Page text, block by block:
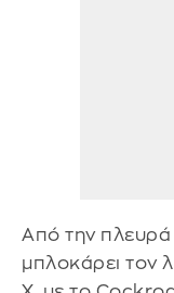
Από την πλευρά
μπλοκάρει τον